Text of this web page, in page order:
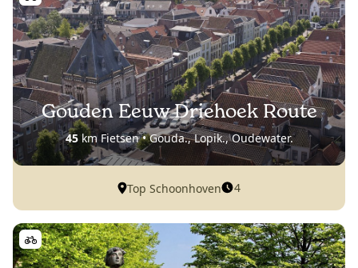
Gouden Eeuw Driehoek Route
45km Fietsen • Gouda., Lopik., Oudewater.
Top Schoonhoven 4